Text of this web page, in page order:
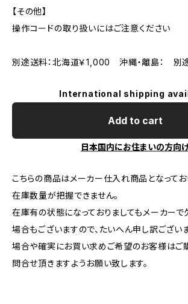
【その他】
操作コードの取り扱いにはご注意ください
別途送料：北海道￥1,000 沖縄・離島：
International shipping
Add to cart
日本国内にお住まいの方向
こちらの商品はメーカー仕入れ商品となってお
在庫数量が把握できません。
在庫有の状態になっておりましてもメーカーで
場合もございますので、たいへん申し訳ござい
場合や確実にお買い求めご希望のお客様はご
問合せ頂きますようお願い致します。